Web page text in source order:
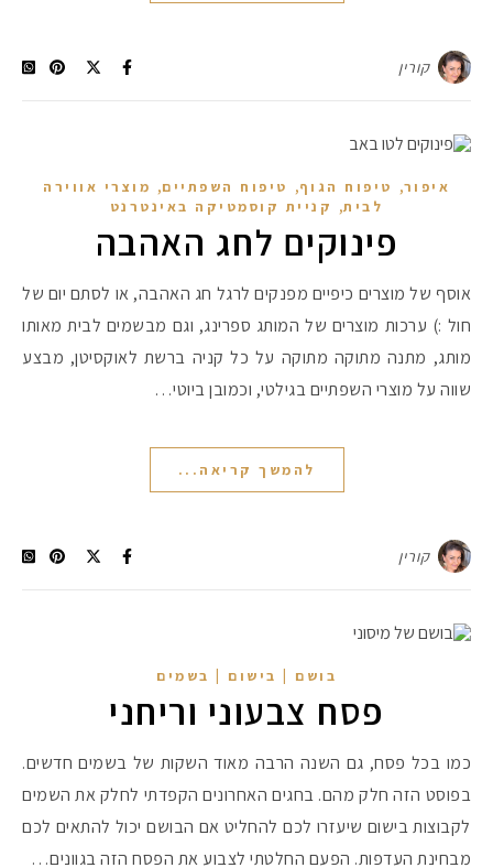
קורין
איפור, טיפוח הגוף, טיפוח השפתיים, מוצרי אווירה
לבית, קניית קוסמטיקה באינטרנט
פינוקים לחג האהבה
אוסף של מוצרים כיפיים מפנקים לרגל חג האהבה, או לסתם יום של
חול :) ערכות מוצרים של המותג ספרינג, וגם מבשמים לבית מאותו
מותג, מתנה מתוקה מתוקה על כל קניה ברשת לאוקסיטן, מבצע
שווה על מוצרי השפתיים בגילטי, וכמובן ביוטי…
להמשך קריאה...
קורין
בושם | בישום | בשמים
פסח צבעוני וריחני
כמו בכל פסח, גם השנה הרבה מאוד השקות של בשמים חדשים.
בפוסט הזה חלק מהם. בחגים האחרונים הקפדתי לחלק את השמים
לקבוצות בישום שיעזרו לכם להחליט אם הבושם יכול להתאים לכם
מבחינת העדפות. הפעם החלטתי לצבוע את הפסח הזה בגוונים…